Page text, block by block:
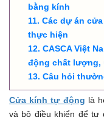
bằng kính
Các dự án
thực hiện
CASCA Việt
động chất lượng,
Câu hỏi
Cửa kính tự động là
và bộ điều khiển để tự